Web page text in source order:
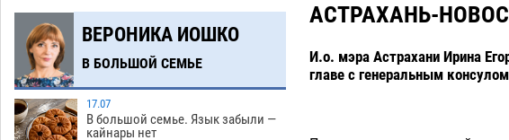
13:10
Подросток, перебегавший дорогу вне
перехода, попал под колеса авто в
Астрахани
12:02
Астраханский следком помог
подростку получить зарплату за
честный труд
08.08 438
ВЕРОНИКА ИОШКО
В БОЛЬШОЙ СЕМЬЕ
17.07
В большой семье. Язык забыли —
кайнары нет
АСТРАХАНЬ-
И.о. мэра Астрахани Ирина
главе с генеральным